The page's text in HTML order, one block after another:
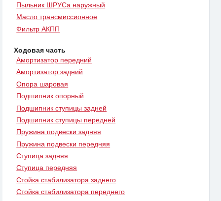
Пыльник ШРУСа наружный
Масло трансмиссионное
Фильтр АКПП
Ходовая часть
Амортизатор передний
Амортизатор задний
Опора шаровая
Подшипник опорный
Подшипник ступицы задней
Подшипник ступицы передней
Пружина подвески задняя
Пружина подвески передняя
Ступица задняя
Ступица передняя
Стойка стабилизатора заднего
Стойка стабилизатора переднего